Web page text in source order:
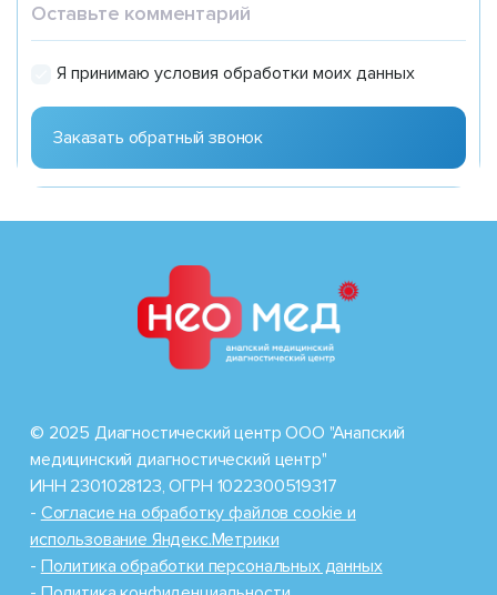
Я принимаю условия обработки моих данных
© 2025 Диагностический центр ООО "Анапский
медицинский диагностический центр"
ИНН 2301028123, ОГРН 1022300519317
- Cогласие на обработку файлов cookie и
использование Яндекс.Метрики
- Политика обработки персональных данных